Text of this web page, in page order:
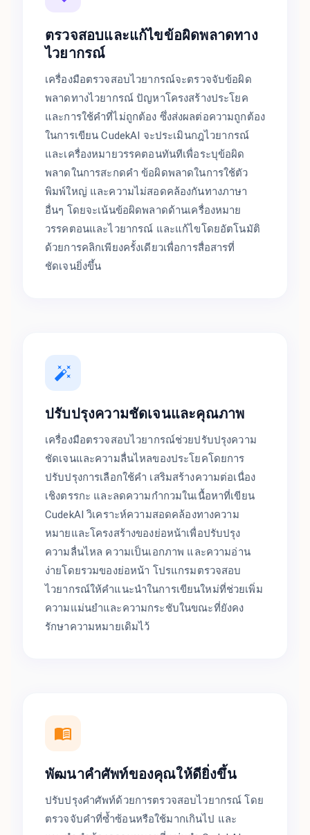
ตรวจสอบและแก้ไขข้อผิดพลาดทาง
ไวยากรณ์
เครื่องมือตรวจสอบไวยากรณ์จะตรวจจับข้อผิด
พลาดทางไวยากรณ์ ปัญหาโครงสร้างประโยค
และการใช้คำที่ไม่ถูกต้อง ซึ่งส่งผลต่อความถูกต้อง
ในการเขียน CudekAI จะประเมินกฎไวยากรณ์
และเครื่องหมายวรรคตอนทันทีเพื่อระบุข้อผิด
พลาดในการสะกดคำ ข้อผิดพลาดในการใช้ตัว
พิมพ์ใหญ่ และความไม่สอดคล้องกันทางภาษา
อื่นๆ โดยจะเน้นข้อผิดพลาดด้านเครื่องหมาย
วรรคตอนและไวยากรณ์ และแก้ไขโดยอัตโนมัติ
ด้วยการคลิกเพียงครั้งเดียวเพื่อการสื่อสารที่
ชัดเจนยิ่งขึ้น
ปรับปรุงความชัดเจนและคุณภาพ
เครื่องมือตรวจสอบไวยากรณ์ช่วยปรับปรุงความ
ชัดเจนและความลื่นไหลของประโยคโดยการ
ปรับปรุงการเลือกใช้คำ เสริมสร้างความต่อเนื่อง
เชิงตรรกะ และลดความกำกวมในเนื้อหาที่เขียน
CudekAI วิเคราะห์ความสอดคล้องทางความ
หมายและโครงสร้างของย่อหน้าเพื่อปรับปรุง
ความลื่นไหล ความเป็นเอกภาพ และความอ่าน
ง่ายโดยรวมของย่อหน้า โปรแกรมตรวจสอบ
ไวยากรณ์ให้คำแนะนำในการเขียนใหม่ที่ช่วยเพิ่ม
ความแม่นยำและความกระชับในขณะที่ยังคง
รักษาความหมายเดิมไว้
พัฒนาคำศัพท์ของคุณให้ดียิ่งขึ้น
ปรับปรุงคำศัพท์ด้วยการตรวจสอบไวยากรณ์ โดย
ตรวจจับคำที่ซ้ำซ้อนหรือใช้มากเกินไป และ